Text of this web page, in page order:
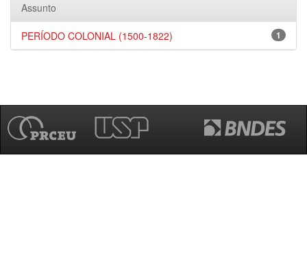
Assunto
1
PERÍODO COLONIAL (1500-1822)